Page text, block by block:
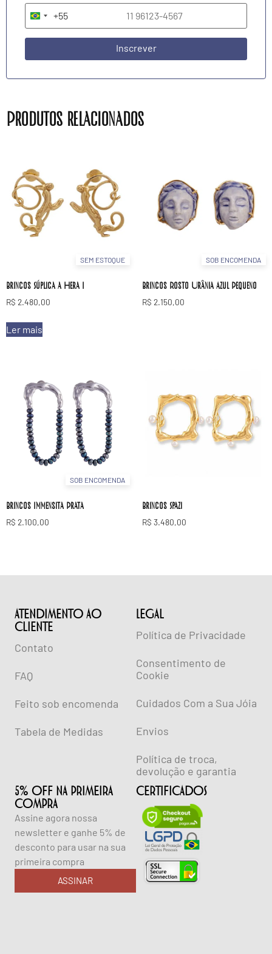
Brazil +55
+55
Inscrever
Produtos relacionados
SEM ESTOQUE
Brincos Súplica a Hera I
R$ 2.480,00
Ler mais
SOB ENCOMENDA
Brincos Rosto Urânia Azul Pequeno
R$ 2.150,00
SOB ENCOMENDA
Brincos Immensita Prata
R$ 2.100,00
Brincos Spazi
R$ 3.480,00
ATENDIMENTO AO
CLIENTE
Contato
FAQ
Feito sob encomenda
Tabela de Medidas
lEGAL
Política de Privacidade
Consentimento de
Cookie
Cuidados Com a Sua Jóia
Envios
Política de troca,
devolução e garantia
5% OFF NA PRIMEIRA
COMPRA
Assine agora nossa
newsletter e ganhe 5% de
desconto para usar na sua
primeira compra
ASSINAR
CERTIFICADOS